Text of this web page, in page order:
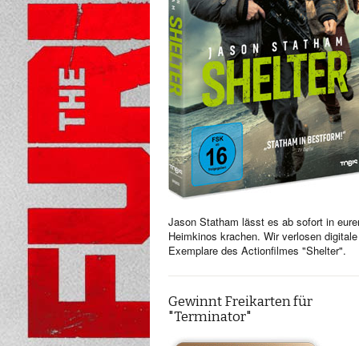
Jason Statham lässt es ab sofort in
Heimkinos krachen. Wir verlosen digitale
Exemplare des Actionfilmes "Shelter".
Gewinnt Freikarten für
"Terminator"